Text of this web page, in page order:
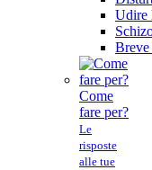
Udire
Breve
Come
fare per?
Le
risposte
alle tue